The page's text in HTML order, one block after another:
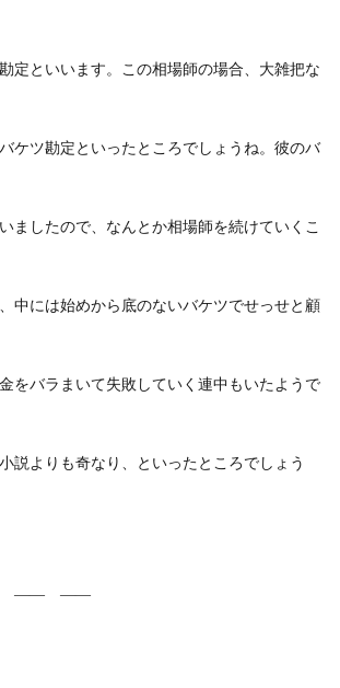
定といいます。この相場師の場合、大雑把な
ケツ勘定といったところでしょうね。彼のバ
ましたので、なんとか相場師を続けていくこ
中には始めから底のないバケツでせっせと顧
をバラまいて失敗していく連中もいたようで
よりも奇なり、といったところでしょう
―― ――